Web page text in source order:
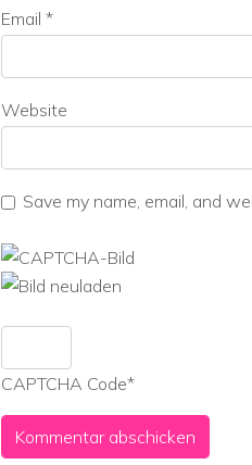
Email *
Website
Save my name, email, and
CAPTCHA Code*